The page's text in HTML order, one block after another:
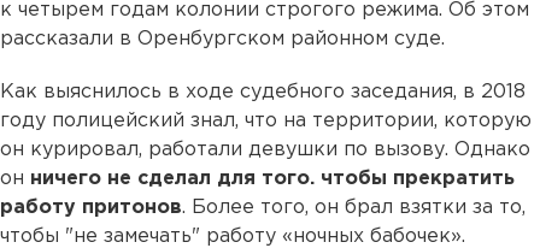
к четырем годам колонии строгого режима. Об этом
рассказали в Оренбургском районном суде.
Как выяснилось в ходе судебного заседания, в 2018
году полицейский знал, что на территории, которую
он курировал, работали девушки по вызову. Однако
он ничего не сделал для того. чтобы прекратить
работу притонов. Более того, он брал взятки за то,
чтобы "не замечать" работу «ночных бабочек».